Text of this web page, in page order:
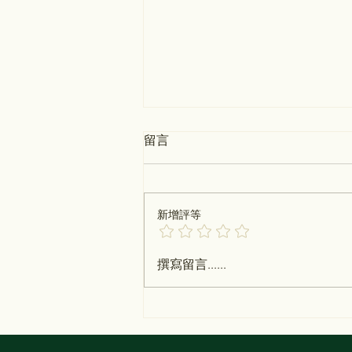
父親節快樂
留言
新增評等
撰寫留言......